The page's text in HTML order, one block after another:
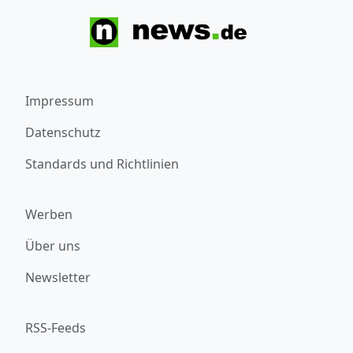
Impressum
Datenschutz
Standards und Richtlinien
Werben
Über uns
Newsletter
RSS-Feeds